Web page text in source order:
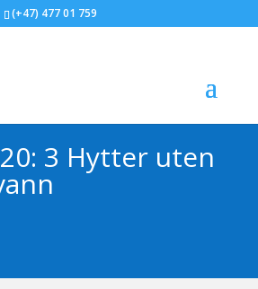
(+47) 477 01 759
3 Hytter uten